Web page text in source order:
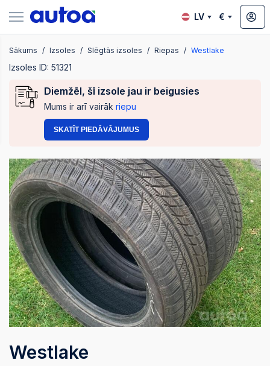
LV €
Sākums Izsoles Slēgtās izsoles Riepas Westlake
Izsoles ID: 51321
Diemžēl, šī izsole jau ir beigusies
Mums ir arī vairāk riepu
SKATĪT PIEDĀVĀJUMUS
Westlake